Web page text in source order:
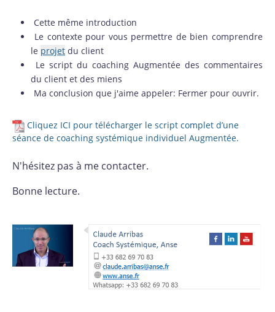
Cette même introduction
Le contexte pour vous permettre de bien comprendre
le projet du client
Le script du coaching Augmentée des commentaires
du client et des miens
Ma conclusion que j'aime appeler: Fermer pour ouvrir.
Cliquez ICI pour télécharger le script complet d’une
séance de coaching systémique individuel Augmentée.
N'hésitez pas à me contacter.
Bonne lecture.